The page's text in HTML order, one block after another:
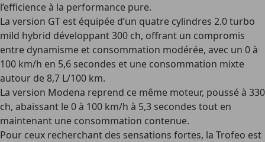
l’efficience à la performance pure.
La version GT est équipée d’un quatre cylindres 2.0 turbo
mild hybrid développant 300 ch, offrant un compromis
entre dynamisme et consommation modérée, avec un 0 à
100 km/h en 5,6 secondes et une consommation mixte
autour de 8,7 L/100 km.
La version Modena reprend ce même moteur, poussé à 330
ch, abaissant le 0 à 100 km/h à 5,3 secondes tout en
maintenant une consommation contenue.
Pour ceux recherchant des sensations fortes, la Trofeo est